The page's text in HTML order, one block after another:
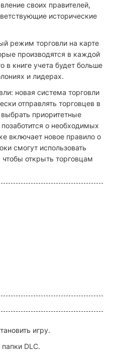
своих правителей,
исторические
режим торговли на карте
производятся в каждой
в книге учета будет больше
и лидерах.
новая система торговли
отправлять торговцев в
приоритетные
о необходимых
включает новое правило о
смогут использовать
открыть торговцам
игру.
DLC.